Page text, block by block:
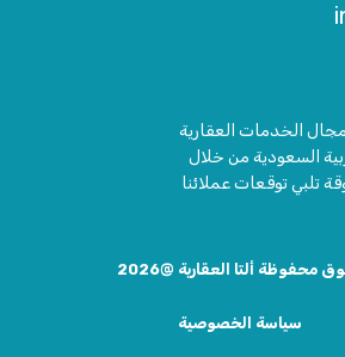
الخدمات العقارية
السعودية من خلال
تلبي توقعات عملائنا
محفوظة ألتا العقارية @2026
سياسة الخصوصية